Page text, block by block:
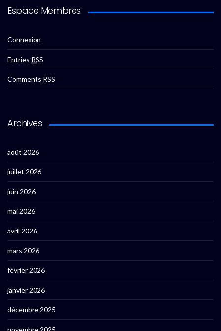
Espace Membres
Connexion
Entries RSS
Comments RSS
Archives
août 2026
juillet 2026
juin 2026
mai 2026
avril 2026
mars 2026
février 2026
janvier 2026
décembre 2025